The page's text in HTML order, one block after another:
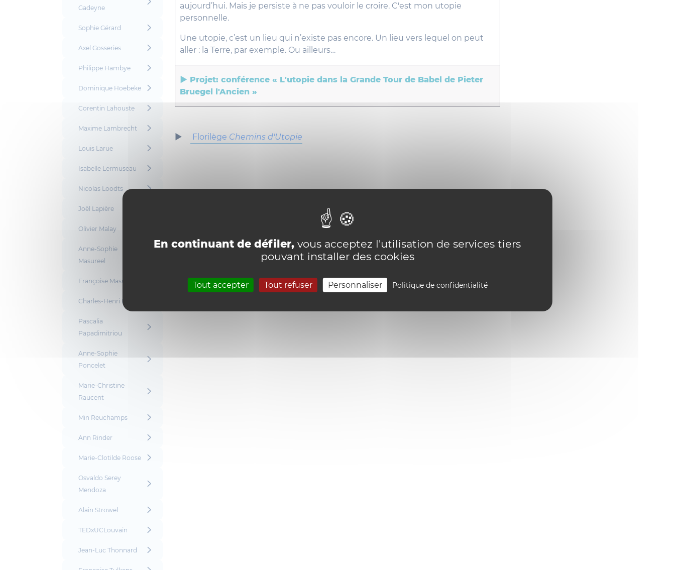
En continuant de défiler, vous acceptez l'utilisation de services tiers
pouvant installer des cookies
Tout accepter Tout refuser Personnaliser Politique de confidentialité
Gadeyne
Sophie Gérard
Axel Gosseries
Philippe Hambye
Dominique Hoebeke
Corentin Lahouste
Maxime Lambrecht
Louis Larue
Isabelle Lermuseau
Nicolas Loodts
Joël Lapière
Olivier Malay
Anne-Sophie
Masureel
Françoise Masuy
Charles-Henri Nyns
Pascalia
Papadimitriou
Anne-Sophie
Poncelet
Marie-Christine
Raucent
Min Reuchamps
Ann Rinder
Marie-Clotilde Roose
Osvaldo Serey
Mendoza
Alain Strowel
TEDxUCLouvain
Jean-Luc Thonnard
aujourd’hui. Mais je persiste à ne pas vouloir le croire. C'est mon utopie
personnelle.
Une utopie, c’est un lieu qui n’existe pas encore. Un lieu vers lequel on peut
aller : la Terre, par exemple. Ou ailleurs…
► Projet: conférence « L'utopie dans la Grande Tour de Babel de Pieter
Bruegel l'Ancien »
► Florilège Chemins d'Utopie